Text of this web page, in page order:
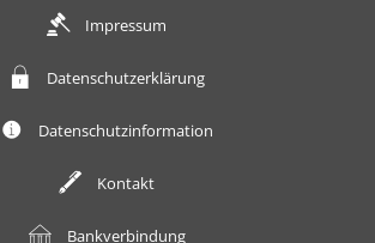
Impressum
Datenschutzerklärung
Datenschutzinformation
Kontakt
Bankverbindung